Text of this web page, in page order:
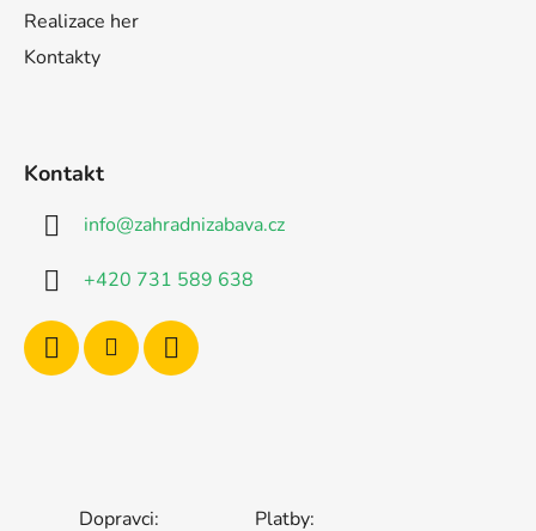
Realizace her
Kontakty
Kontakt
info@zahradnizabava.cz
+420 731 589 638
Dopravci: Platby: